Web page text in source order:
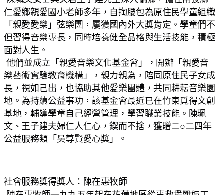
仁愛鄉親愛國小老師多年，自掏腰包為原住民學童組織
「親愛愛樂」弦樂團，屢獲國內外大獎肯定。學童們不
但習得音樂專長，同時培養健全品格與生活技能，積極
面對人生。
樂藝術實驗教育機構」，親力親為，陪同原住民子女成
長，視如己出，也協助其他愛樂團體，共同耕耘音樂園
地。為持續公益事功，該基金會最近已在竹東覓得文創
基地，輔導學童自己經營管理，學習職業技能。陳珮
文、王子建夫婦仁人仁心，鍥而不捨，獲贈二○二四年
公益服務類「吳尊賢愛心獎」。
社會服務獎得獎人：陳在惠牧師